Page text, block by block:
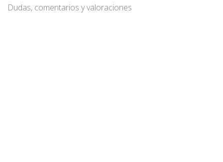
Dudas, comentarios y valoraciones